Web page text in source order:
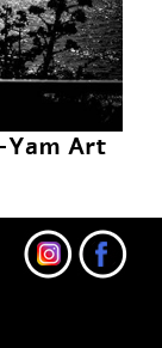
Yam Art